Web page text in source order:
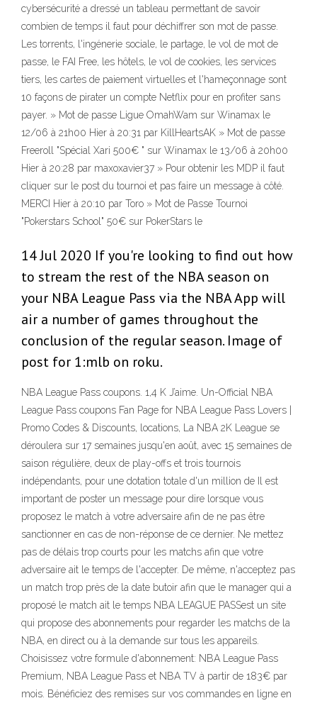
cybersécurité a dressé un tableau permettant de savoir
combien de temps il faut pour déchiffrer son mot de passe.
Les torrents, l'ingénerie sociale, le partage, le vol de mot de
passe, le FAI Free, les hôtels, le vol de cookies, les services
tiers, les cartes de paiement virtuelles et l'hameçonnage sont
10 façons de pirater un compte Netflix pour en profiter sans
payer. » Mot de passe Ligue OmahWam sur Winamax le
12/06 à 21h00 Hier à 20:31 par KillHeartsAK » Mot de passe
Freeroll "Spécial Xari 500€ " sur Winamax le 13/06 à 20h00
Hier à 20:28 par maxoxavier37 » Pour obtenir les MDP il faut
cliquer sur le post du tournoi et pas faire un message à côté.
MERCI Hier à 20:10 par Toro » Mot de Passe Tournoi
"Pokerstars School" 50€ sur PokerStars le
14 Jul 2020 If you're looking to find out how
to stream the rest of the NBA season on
your NBA League Pass via the NBA App will
air a number of games throughout the
conclusion of the regular season. Image of
post for 1:mlb on roku.
NBA League Pass coupons. 1,4 K J’aime. Un-Official NBA
League Pass coupons Fan Page for NBA League Pass Lovers |
Promo Codes & Discounts, locations, La NBA 2K League se
déroulera sur 17 semaines jusqu'en août, avec 15 semaines de
saison régulière, deux de play-offs et trois tournois
indépendants, pour une dotation totale d'un million de Il est
important de poster un message pour dire lorsque vous
proposez le match à votre adversaire afin de ne pas être
sanctionner en cas de non-réponse de ce dernier. Ne mettez
pas de délais trop courts pour les matchs afin que votre
adversaire ait le temps de l'accepter. De même, n'acceptez pas
un match trop près de la date butoir afin que le manager qui a
proposé le match ait le temps NBA LEAGUE PASSest un site
qui propose des abonnements pour regarder les matchs de la
NBA, en direct ou à la demande sur tous les appareils.
Choisissez votre formule d'abonnement: NBA League Pass
Premium, NBA League Pass et NBA TV à partir de 183€ par
mois. Bénéficiez des remises sur vos commandes en ligne en